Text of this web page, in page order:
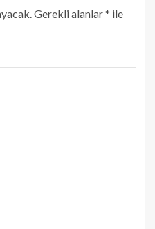
Gerekli alanlar* ile